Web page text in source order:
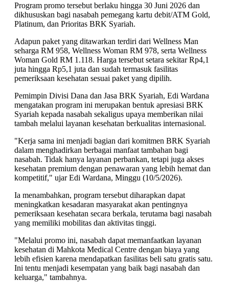
Program promo tersebut berlaku hingga 30 Juni 2026 dan
dikhususkan bagi nasabah pemegang kartu debit/ATM Gold,
Platinum, dan Prioritas BRK Syariah.
Adapun paket yang ditawarkan terdiri dari Wellness Man
seharga RM 958, Wellness Woman RM 978, serta Wellness
Woman Gold RM 1.118. Harga tersebut setara sekitar Rp4,1
juta hingga Rp5,1 juta dan sudah termasuk fasilitas
pemeriksaan kesehatan sesuai paket yang dipilih.
Pemimpin Divisi Dana dan Jasa BRK Syariah, Edi Wardana
mengatakan program ini merupakan bentuk apresiasi BRK
Syariah kepada nasabah sekaligus upaya memberikan nilai
tambah melalui layanan kesehatan berkualitas internasional.
"Kerja sama ini menjadi bagian dari komitmen BRK Syariah
dalam menghadirkan berbagai manfaat tambahan bagi
nasabah. Tidak hanya layanan perbankan, tetapi juga akses
kesehatan premium dengan penawaran yang lebih hemat dan
kompetitif," ujar Edi Wardana, Minggu (10/5/2026).
Ia menambahkan, program tersebut diharapkan dapat
meningkatkan kesadaran masyarakat akan pentingnya
pemeriksaan kesehatan secara berkala, terutama bagi nasabah
yang memiliki mobilitas dan aktivitas tinggi.
"Melalui promo ini, nasabah dapat memanfaatkan layanan
kesehatan di Mahkota Medical Centre dengan biaya yang
lebih efisien karena mendapatkan fasilitas beli satu gratis satu.
Ini tentu menjadi kesempatan yang baik bagi nasabah dan
keluarga," tambahnya.